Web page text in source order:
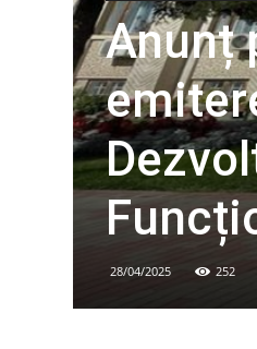
Anunț
28/04/2025 252